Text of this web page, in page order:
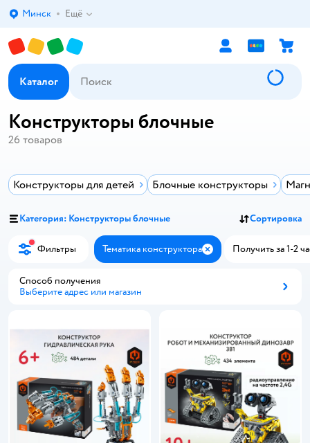
Выбор адреса доставки.
Минск Ещё
Каталог
Конструкторы блочные
26 товаров
Конструкторы для детей Блочные конструкторы
Категория: Конструкторы блочные Сортировка
Фильтры Тематика конструктора ЗакрытьПолучить за 1-2
Способ получения
Выберите адрес или магазин